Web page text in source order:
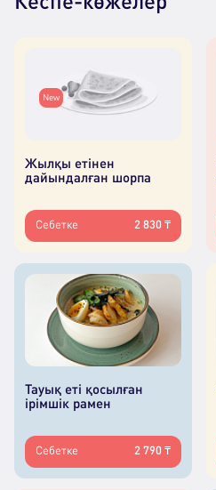
New
Жылқы етінен
дайындалған шорпа
Себетке 2 830 ₸
Тауық еті қосылған
ірімшік рамен
Себетке 2 790 ₸